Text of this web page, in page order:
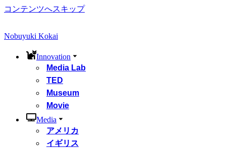
コンテンツへスキップ
Nobuyuki Kokai
Innovation
Media Lab
TED
Museum
Movie
Media
アメリカ
イギリス